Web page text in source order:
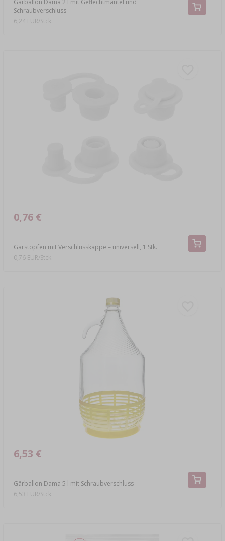
Schraubverschluss
6,24 EUR/Stck.
Gärstopfen mit Verschlusskappe – universell, 1 Stk.
0,76 €
0,76 EUR/Stck.
Gärballon Dama 5 l mit Schraubverschluss
6,53 €
6,53 EUR/Stck.